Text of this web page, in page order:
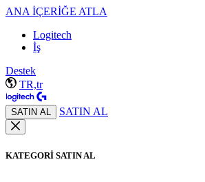
ANA İÇERİĞE ATLA
Logitech
İş
Destek
TR,tr
SATIN AL SATIN AL
KATEGORİ SATIN AL